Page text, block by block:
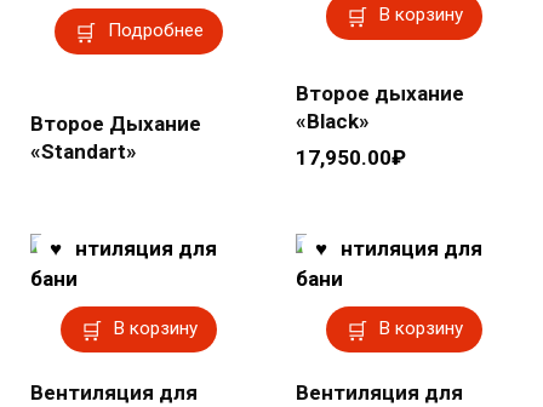
Подробнее
Второе Дыхание
«Standart»
В корзину
Второе дыхание
«Black»
17,950.00₽
В корзину
Вентиляция для
В корзину
Вентиляция для